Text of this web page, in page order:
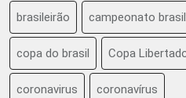
brasileirão campeonato
copa do brasil Copa
coronavirus coronavírus